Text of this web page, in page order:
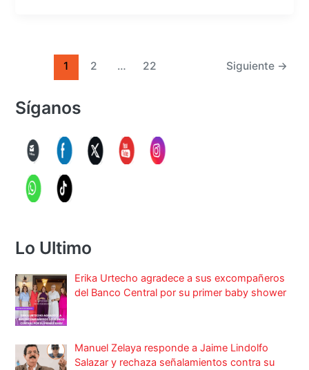
1 2 … 22 Siguiente →
Síganos
Lo Ultimo
Erika Urtecho agradece a sus excompañeros
del Banco Central por su primer baby shower
Manuel Zelaya responde a Jaime Lindolfo
Salazar y rechaza señalamientos contra su